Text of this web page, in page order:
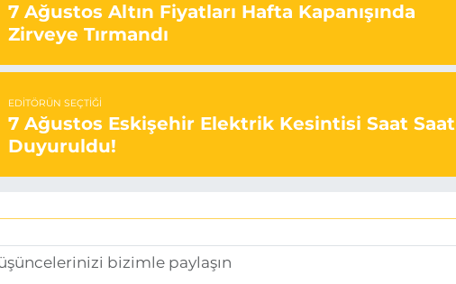
7 Ağustos Altın Fiyatları Hafta Kapanışında
Zirveye Tırmandı
EDITÖRÜN SEÇTIĞI
7 Ağustos Eskişehir Elektrik Kesintisi Saat Saat
Duyuruldu!